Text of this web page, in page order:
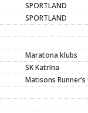
SPORTLAND
SPORTLAND
Maratona klubs
SK Katrīna
Matisons Runner’s